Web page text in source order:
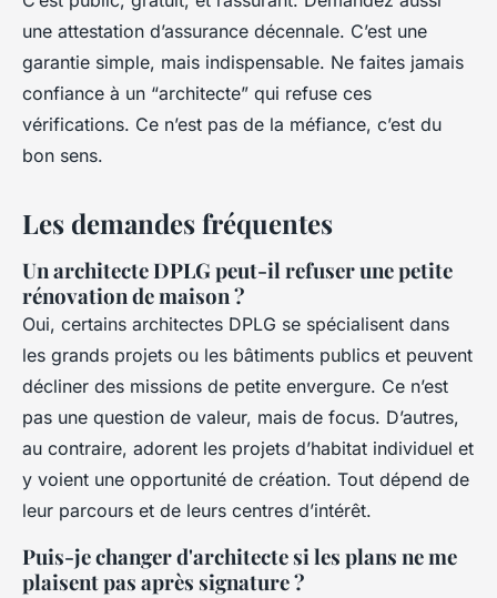
une attestation d’assurance décennale. C’est une
garantie simple, mais indispensable. Ne faites jamais
confiance à un “architecte” qui refuse ces
vérifications. Ce n’est pas de la méfiance, c’est du
bon sens.
Les demandes fréquentes
Un architecte DPLG peut-il refuser une petite
rénovation de maison ?
Oui, certains architectes DPLG se spécialisent dans
les grands projets ou les bâtiments publics et peuvent
décliner des missions de petite envergure. Ce n’est
pas une question de valeur, mais de focus. D’autres,
au contraire, adorent les projets d’habitat individuel et
y voient une opportunité de création. Tout dépend de
leur parcours et de leurs centres d’intérêt.
Puis-je changer d'architecte si les plans ne me
plaisent pas après signature ?